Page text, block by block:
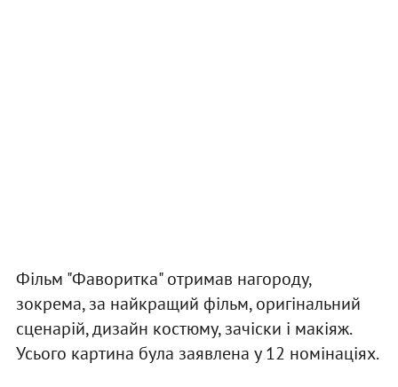
Фільм "Фаворитка" отримав нагороду,
зокрема, за найкращий фільм, оригінальний
сценарій, дизайн костюму, зачіски і макіяж.
Усього картина була заявлена у 12 номінаціях.